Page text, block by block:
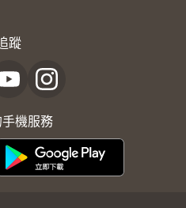
蹤
機服務